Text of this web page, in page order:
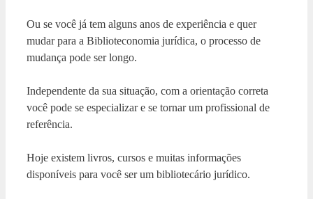
Ou se você já tem alguns anos de experiência e quer
mudar para a Biblioteconomia jurídica, o processo de
mudança pode ser longo.
Independente da sua situação, com a orientação correta
você pode se especializar e se tornar um profissional de
referência.
Hoje existem livros, cursos e muitas informações
disponíveis para você ser um bibliotecário jurídico.